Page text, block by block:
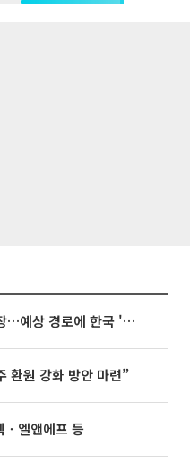
태풍 '돌핀' 이어 '찬홈' 등장…예상 경로에 한국 '한숨'
환원 강화 방안 마련”
엘앤에프 등